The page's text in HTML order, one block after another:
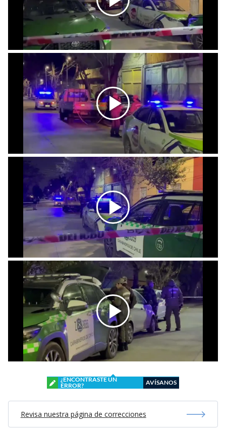
¿ENCONTRASTE UN
ERROR?
AVÍSANOS
Revisa nuestra página de correcciones